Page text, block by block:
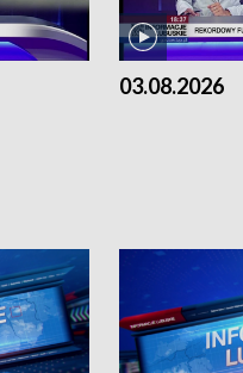
03.08.2026